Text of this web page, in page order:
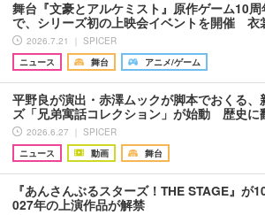
舞台『文豪とアルケミスト』原作ゲーム10周
で、シリーズ初の上映会イベントを開催
2026.7.21 ｜ SPICER
ニュース
舞台 アニメ/ゲーム
平野良が演出・赤澤ムックが脚本でおくる、
ズ「兄弟寓話コレクション」が始動 歴史
2026.6.27 ｜ SPICER
ニュース
動画 舞台
『あんさんぶるスターズ！THE STAGE』
027年の上演作品が解禁